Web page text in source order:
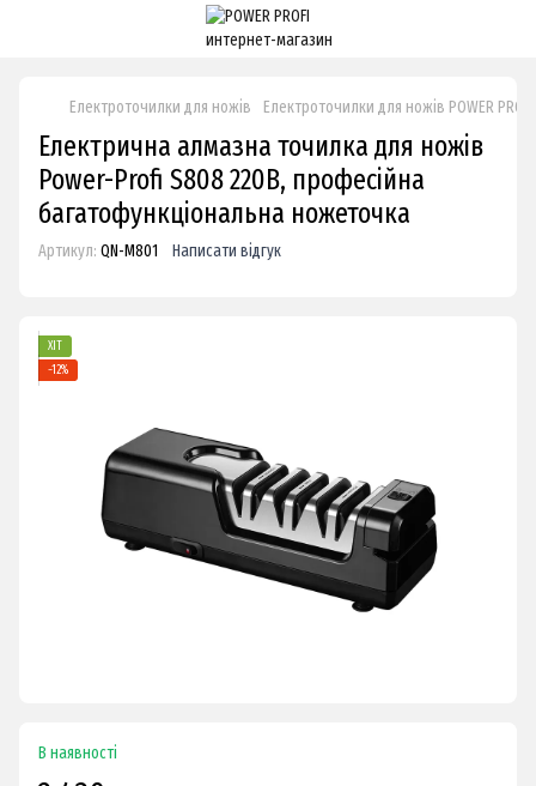
Електроточилки для ножів Електроточилки для ножів POWER PROFI
Електрична алмазна точилка для ножів
Power-Profi S808 220В, професійна
багатофункціональна ножеточка
Артикул: QN-M801 Написати відгук
ХІТ
−12%
В наявності